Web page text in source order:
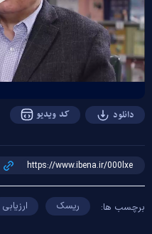
دانلود کد ویدیو
برچسب ها: ریسک ارزیابی